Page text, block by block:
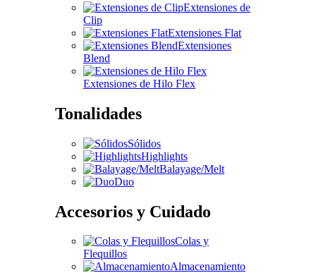
Extensiones de
Clip
Extensiones Flat
Extensiones
Blend
Extensiones de Hilo Flex
Tonalidades
Sólidos
Highlights
Balayage/Melt
Duo
Accesorios y Cuidado
Colas y
Flequillos
Almacenamiento